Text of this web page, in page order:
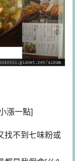
漲一點]
找不到七味粉或